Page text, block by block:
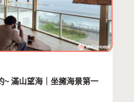
~ 滿山望海｜坐擁海景第一